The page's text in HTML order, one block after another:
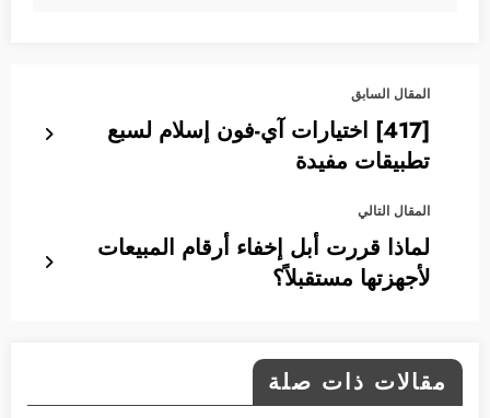
المقال السابق
[417] اختيارات آي-فون إسلام لسبع
تطبيقات مفيدة
المقال التالي
لماذا قررت أبل إخفاء أرقام المبيعات
لأجهزتها مستقبلاً؟
مقالات ذات صلة